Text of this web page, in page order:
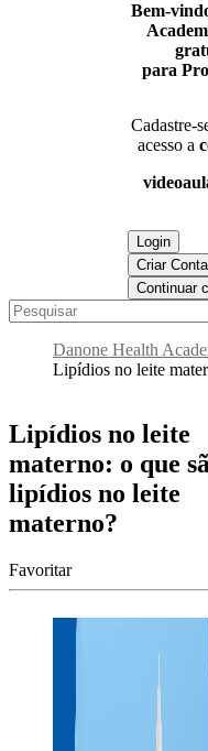
Bem-
para
Cadastre-
acesso a
Login
Criar Conta
Continuar
Danone Health
Lipídios no leite
Lipídios no leite
materno: o que
lipídios no leite
materno?
Favoritar